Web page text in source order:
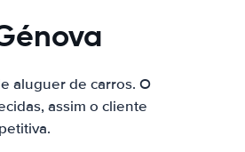
aluguer de carros. O
assim o cliente